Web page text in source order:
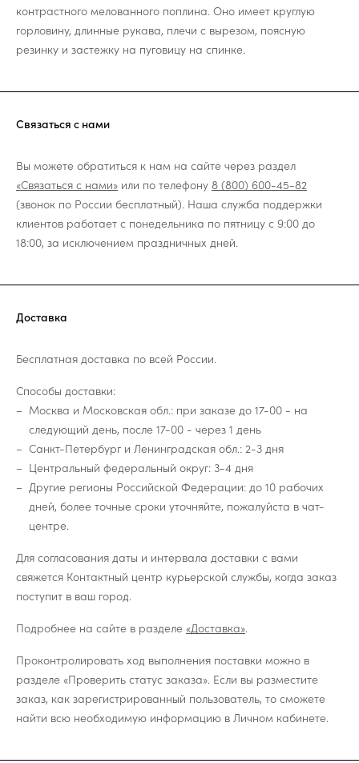
контрастного мелованного поплина. Оно имеет круглую
горловину, длинные рукава, плечи с вырезом, поясную
резинку и застежку на пуговицу на спинке.
Связаться с нами
Вы можете обратиться к нам на сайте через раздел
«Связаться с нами» или по телефону 8 (800) 600-45-82
(звонок по России бесплатный). Наша служба поддержки
клиентов работает с понедельника по пятницу с 9:00 до
18:00, за исключением праздничных дней.
Доставка
Бесплатная доставка по всей России.
Способы доставки:
Москва и Московская обл.: при заказе до 17-00 - на
следующий день, после 17-00 - через 1 день
Санкт-Петербург и Ленинградская обл.: 2-3 дня
Центральный федеральный округ: 3-4 дня
Другие регионы Российской Федерации: до 10 рабочих
дней, более точные сроки уточняйте, пожалуйста в чат-
центре.
Для согласования даты и интервала доставки с вами
свяжется Контактный центр курьерской службы, когда заказ
поступит в ваш город.
Подробнее на сайте в разделе «Доставка».
Проконтролировать ход выполнения поставки можно в
разделе «Проверить статус заказа». Если вы разместите
заказ, как зарегистрированный пользователь, то сможете
найти всю необходимую информацию в Личном кабинете.